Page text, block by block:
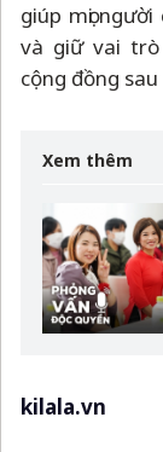
giúp mọi
và giữ vai
cộng đồng sau
Xem thêm
kilala.vn